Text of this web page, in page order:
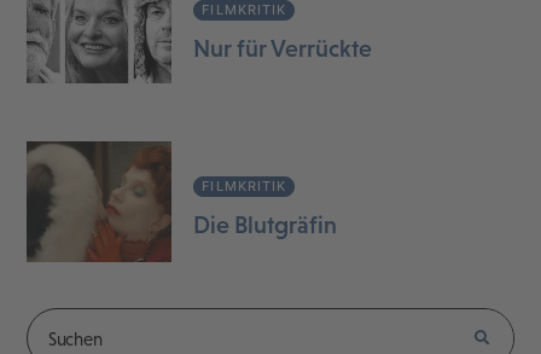
FILMKRITIK
Nur für Verrückte
FILMKRITIK
Die Blutgräfin